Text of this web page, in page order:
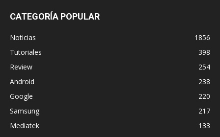
CATEGORÍA POPULAR
Noticias
1856
Tutoriales
398
Review
254
Android
238
Google
220
Samsung
217
Mediatek
133